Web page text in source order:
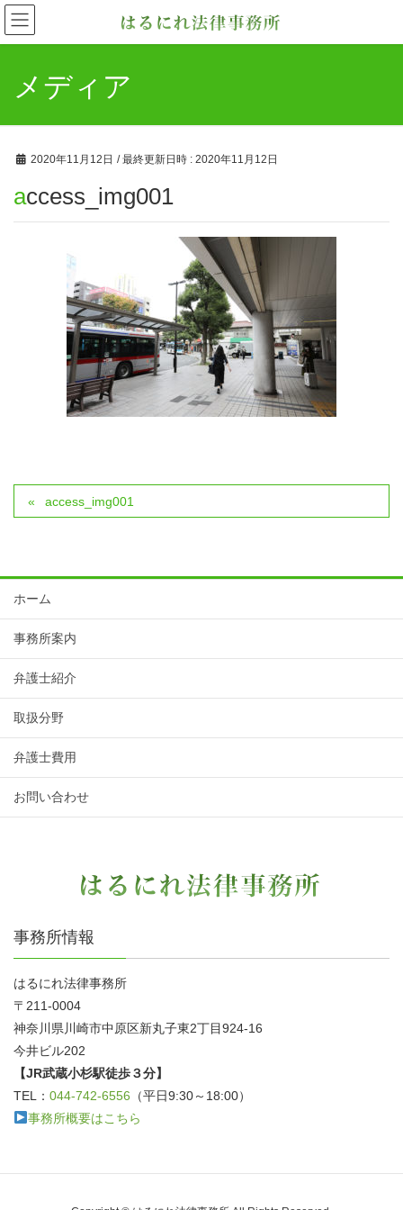
メディア
2020年11月12日 / 最終更新日時 : 2020年11月12日
access_img001
access_img001
ホーム
事務所案内
弁護士紹介
取扱分野
弁護士費用
お問い合わせ
事務所情報
はるにれ法律事務所
〒211-0004
神奈川県川崎市中原区新丸子東2丁目924-16
今井ビル202
【JR武蔵小杉駅徒歩３分】
TEL： 044-742-6556 （平日9:30～18:00）
事務所概要はこちら